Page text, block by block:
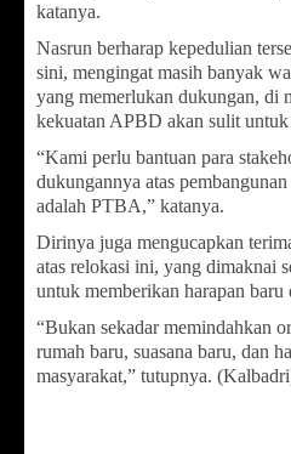
katanya.
Nasrun berharap kepedulian
sini, mengingat masih banyak
yang memerlukan dukungan, di
kekuatan APBD akan sulit
“Kami perlu bantuan para
dukungannya atas
adalah PTBA,” katanya.
Dirinya juga mengucapkan
atas relokasi ini, yang dimaknai
untuk memberikan harapan baru
“Bukan sekadar memindahkan
rumah baru, suasana baru, dan
masyarakat,” tutupnya.